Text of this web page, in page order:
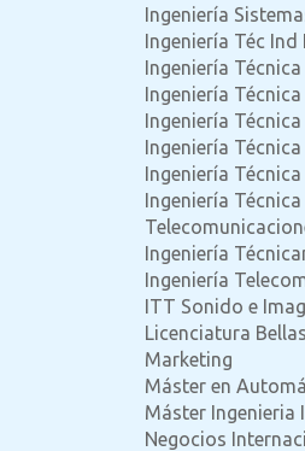
Ingeniería
Ingeniería Téc Ind
Ingeniería
Ingeniería
Ingeniería
Ingeniería
Ingeniería
Ingeniería Técnica
Ingeniería
Ingeniería
ITT Sonido e
Licenciatura
Marketing
Máster en
Máster Ingenieria
Negocios